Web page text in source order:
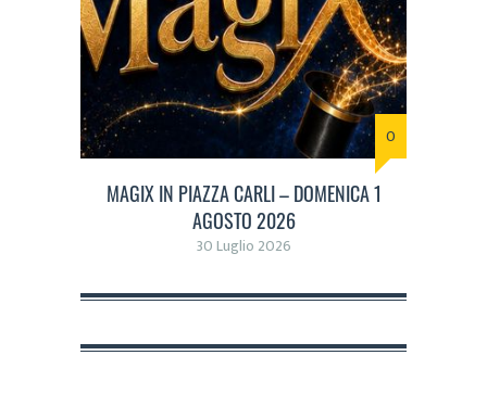
0
MAGIX IN PIAZZA CARLI – DOMENICA 1
AGOSTO 2026
30 Luglio 2026